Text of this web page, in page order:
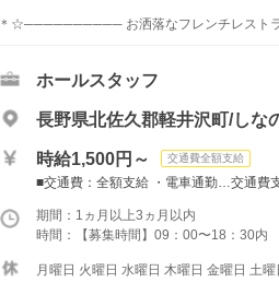
＊☆────────── お洒落なフレンチレス
ホールスタッフ
長野県北佐久郡軽井沢町/しな
時給1,500円～ 交通費全額支給
■交通費：全額支給 ・電車通勤…交通費
期間：1ヵ月以上3ヵ月以内
時間：【募集時間】09：00〜18：30内
月曜日 火曜日 水曜日 木曜日 金曜日 土曜